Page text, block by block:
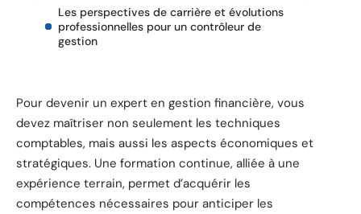
Les perspectives de carrière et évolutions
professionnelles pour un contrôleur de
gestion
Pour devenir un expert en gestion financière, vous
devez maîtriser non seulement les techniques
comptables, mais aussi les aspects économiques et
stratégiques. Une formation continue, alliée à une
expérience terrain, permet d’acquérir les
compétences nécessaires pour anticiper les